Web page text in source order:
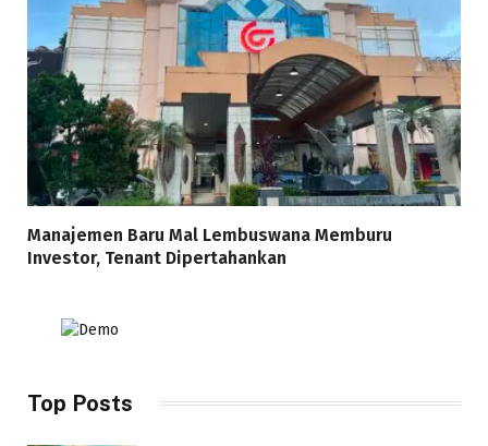
Manajemen Baru Mal Lembuswana Memburu
Investor, Tenant Dipertahankan
Top Posts